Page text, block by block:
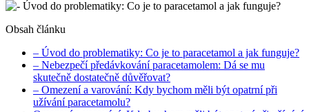
Obsah článku
– Úvod do problematiky: Co je to paracetamol a jak funguje?
– Nebezpečí předávkování paracetamolem: Dá se mu
skutečně dostatečně důvěřovat?
– Omezení a varování: Kdy bychom měli být opatrní při
užívání paracetamolu?